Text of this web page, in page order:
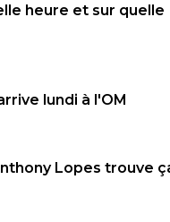
heure et sur quelle
lundi à l'OM
Lopes trouve